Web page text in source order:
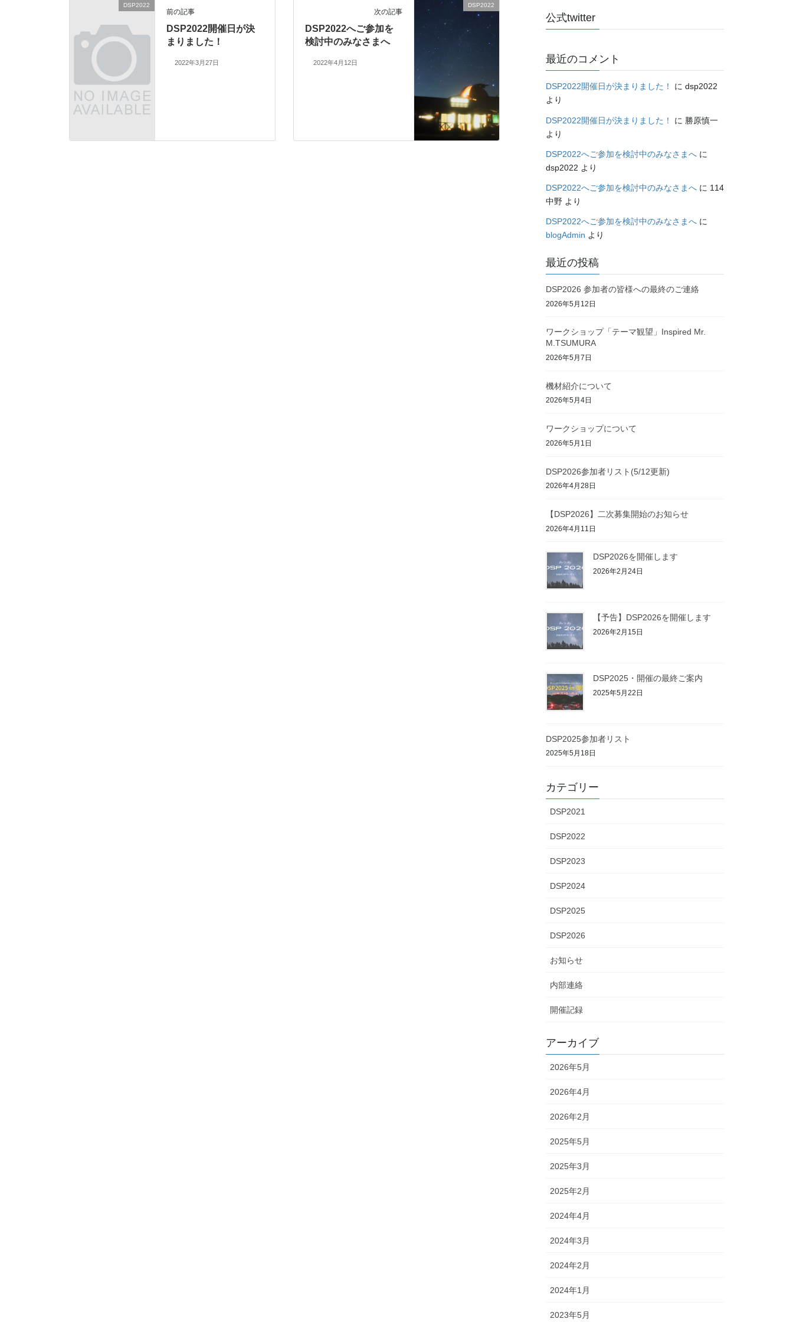
DSP2022
前の記事
DSP2022開催日が決
まりました！
2022年3月27日
DSP2022
次の記事
DSP2022へご参加を
検討中のみなさまへ
2022年4月12日
公式twitter
最近のコメント
DSP2022開催日が決まりました！ にdsp2022
より
DSP2022開催日が決まりました！ に 勝原慎一
より
DSP2022へご参加を検討中のみなさまへ に
dsp2022 より
DSP2022へご参加を検討中のみなさまへ に 114
中野 より
DSP2022へご参加を検討中のみなさまへ に
blogAdmin より
最近の投稿
DSP2026 参加者の皆様への最終のご連絡
2026年5月12日
ワークショップ「テーマ観望」Inspired Mr.
M.TSUMURA
2026年5月7日
機材紹介について
2026年5月4日
ワークショップについて
2026年5月1日
DSP2026参加者リスト(5/12更新)
2026年4月28日
【DSP2026】二次募集開始のお知らせ
2026年4月11日
DSP2026を開催します
2026年2月24日
【予告】DSP2026を開催します
2026年2月15日
DSP2025・開催の最終ご案内
2025年5月22日
DSP2025参加者リスト
2025年5月18日
カテゴリー
DSP2021
DSP2022
DSP2023
DSP2024
DSP2025
DSP2026
お知らせ
内部連絡
開催記録
アーカイブ
2026年5月
2026年4月
2026年2月
2025年5月
2025年3月
2025年2月
2024年4月
2024年3月
2024年2月
2024年1月
2023年5月